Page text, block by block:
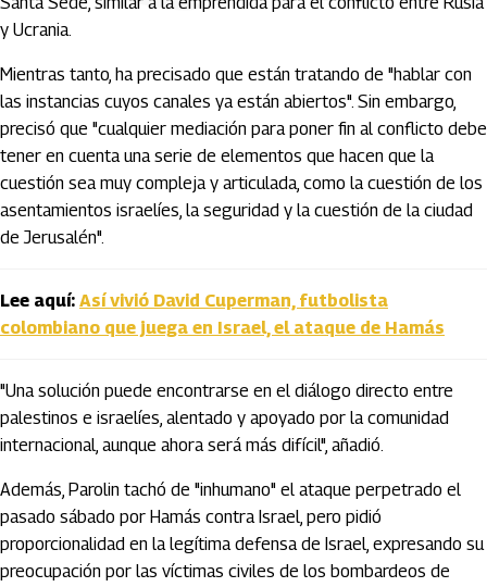
y Ucrania.
Mientras tanto, ha precisado que están tratando de "hablar con
las instancias cuyos canales ya están abiertos". Sin embargo,
precisó que "cualquier mediación para poner fin al conflicto debe
tener en cuenta una serie de elementos que hacen que la
cuestión sea muy compleja y articulada, como la cuestión de los
asentamientos israelíes, la seguridad y la cuestión de la ciudad
de Jerusalén".
Lee aquí: Así vivió David Cuperman, futbolista
colombiano que juega en Israel, el ataque de Hamás
"Una solución puede encontrarse en el diálogo directo entre
palestinos e israelíes, alentado y apoyado por la comunidad
internacional, aunque ahora será más difícil", añadió.
Además, Parolin tachó de "inhumano" el ataque perpetrado el
pasado sábado por Hamás contra Israel, pero pidió
proporcionalidad en la legítima defensa de Israel, expresando su
preocupación por las víctimas civiles de los bombardeos de